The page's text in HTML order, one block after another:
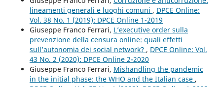
lineamenti generali e luoghi comuni , DPCE Online:
Vol. 38 No. 1 (2019): DPCE Online 1-2019
Giuseppe Franco Ferrari, L’executive order sulla
prevenzione della censura online: quali effetti
sull’autonomia dei social network? , DPCE Online: Vol.
43 No. 2 (2020): DPCE Online 2-2020
Giuseppe Franco Ferrari, Mishandling the pandemic
in the initial phase: the WHO and the Italian case ,